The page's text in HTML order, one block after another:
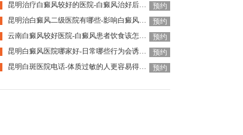
昆明治疗白癜风较好的医院-白癜风治好后还会复发吗
预约
昆明治白癜风二级医院有哪些-影响白癜风恢复的因素有哪些
预约
云南白癜风较好医院-白癜风患者饮食该怎么调整
预约
昆明白癜风医院哪家好-日常哪些行为会诱发白癜风呢
预约
昆明白斑医院电话-体质过敏的人更容易得白癜风吗 预约